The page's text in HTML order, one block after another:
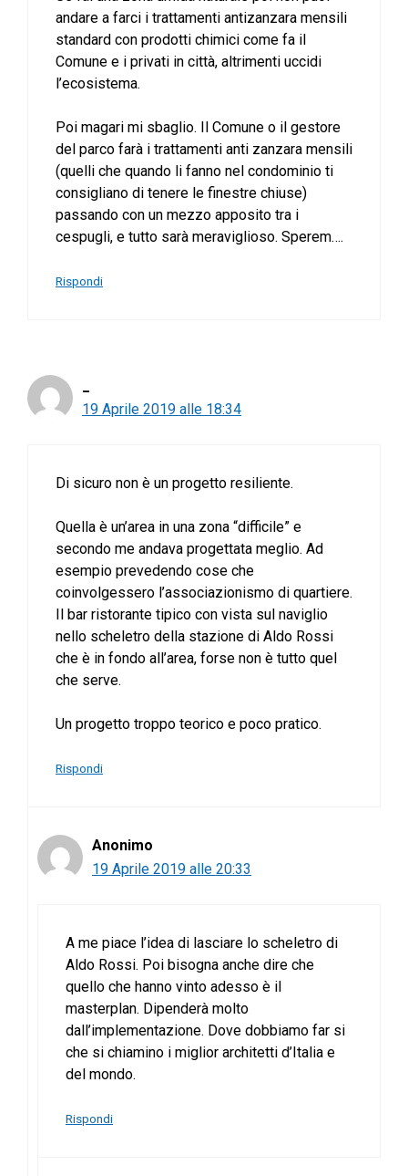
andare a farci i trattamenti antizanzara mensili
standard con prodotti chimici come fa il
Comune e i privati in città, altrimenti uccidi
l’ecosistema.
Poi magari mi sbaglio. Il Comune o il gestore
del parco farà i trattamenti anti zanzara mensili
(quelli che quando li fanno nel condominio ti
consigliano di tenere le finestre chiuse)
passando con un mezzo apposito tra i
cespugli, e tutto sarà meraviglioso. Sperem….
Rispondi
19 Aprile 2019 alle 18:34
Di sicuro non è un progetto resiliente.
Quella è un’area in una zona “difficile” e
secondo me andava progettata meglio. Ad
esempio prevedendo cose che
coinvolgessero l’associazionismo di quartiere.
Il bar ristorante tipico con vista sul naviglio
nello scheletro della stazione di Aldo Rossi
che è in fondo all’area, forse non è tutto quel
che serve.
Un progetto troppo teorico e poco pratico.
Rispondi
Anonimo
19 Aprile 2019 alle 20:33
A me piace l’idea di lasciare lo scheletro di
Aldo Rossi. Poi bisogna anche dire che
quello che hanno vinto adesso è il
masterplan. Dipenderà molto
dall’implementazione. Dove dobbiamo far si
che si chiamino i miglior architetti d’Italia e
del mondo.
Rispondi